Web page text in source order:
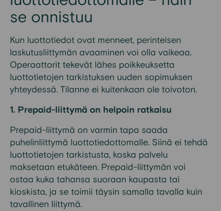
se onnistuu
Kun luottotiedot ovat menneet, perinteisen
laskutusliittymän avaaminen voi olla vaikeaa.
Operaattorit tekevät lähes poikkeuksetta
luottotietojen tarkistuksen uuden sopimuksen
yhteydessä. Tilanne ei kuitenkaan ole toivoton.
1. Prepaid-liittymä on helpoin ratkaisu
Prepaid-liittymä on varmin tapa saada
puhelinliittymä luottotiedottomalle. Siinä ei tehdä
luottotietojen tarkistusta, koska palvelu
maksetaan etukäteen. Prepaid-liittymän voi
ostaa kuka tahansa suoraan kaupasta tai
kioskista, ja se toimii täysin samalla tavalla kuin
tavallinen liittymä.